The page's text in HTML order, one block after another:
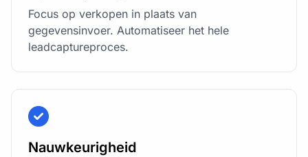
Focus op verkopen in plaats van
gegevensinvoer. Automatiseer het hele
leadcaptureproces.
Nauwkeurigheid